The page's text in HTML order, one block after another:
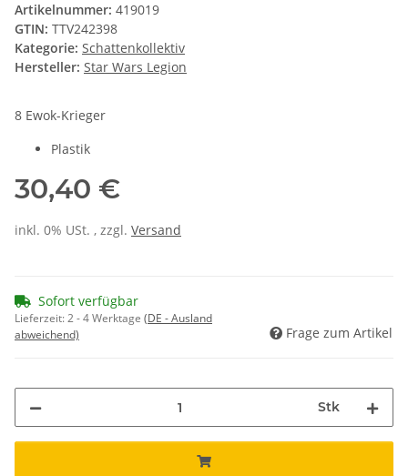
Artikelnummer: 419019
GTIN: TTV242398
Kategorie: Schattenkollektiv
Hersteller: Star Wars Legion
8 Ewok-Krieger
Plastik
30,40 €
inkl. 0% USt. , zzgl. Versand
Sofort verfügbar
Lieferzeit:2 - 4 Werktage (DE - Ausland
abweichend)
Frage zum Artikel
Stk